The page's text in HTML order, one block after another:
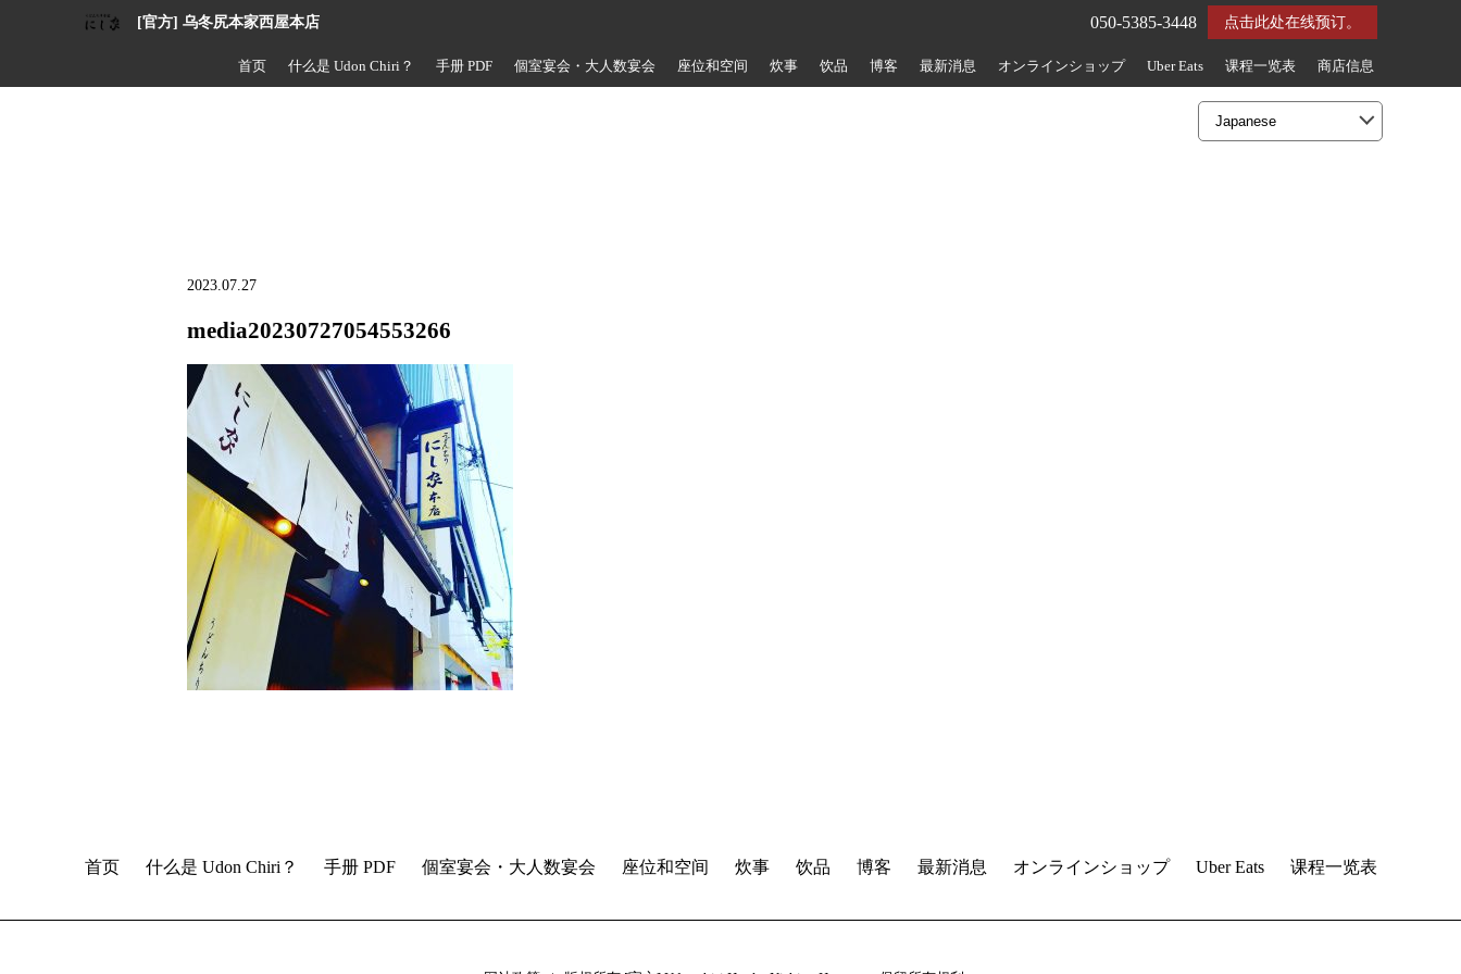
[官方] 乌冬尻本家西屋本店 点击此处在线预订。
050-5385-3448
首页 什么是 Udon Chiri？ 手册 PDF 個室宴会・大人数宴会 座位和空间 炊事 饮品 博客 最新消息 オンラインショップ Uber Eats 课程一览表 商店信息
2023.07.27
media20230727054553266
首页 什么是 Udon Chiri？ 手册 PDF 個室宴会・大人数宴会 座位和空间 炊事 饮品 博客 最新消息 オンラインショップ Uber Eats 课程一览表